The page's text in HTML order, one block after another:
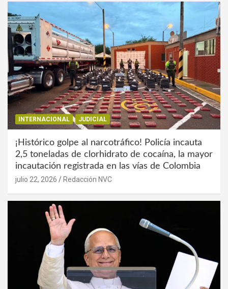
INTERNACIONAL JUDICIAL
¡Histórico golpe al narcotráfico! Policía incauta
2,5 toneladas de clorhidrato de cocaína, la mayor
incautación registrada en las vías de Colombia
julio 22, 2026 Redacción NVC